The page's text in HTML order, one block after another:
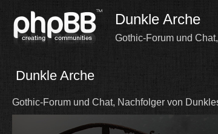
Dunkle Arche
Gothic-Forum und
Dunkle Arche
Gothic-Forum und Chat, Nachfolger von